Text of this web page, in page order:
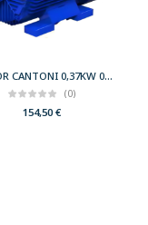
MOTOR CANTONI 0,37KW 0,50CV 3000 B3 T71 230/400 IE2
(0)
154,50€